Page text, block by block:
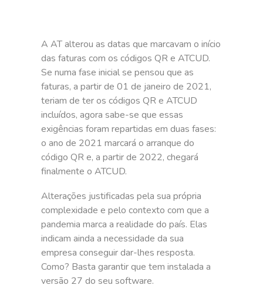
A AT alterou as datas que marcavam o início
das faturas com os códigos QR e ATCUD.
Se numa fase inicial se pensou que as
faturas, a partir de 01 de janeiro de 2021,
teriam de ter os códigos QR e ATCUD
incluídos, agora sabe-se que essas
exigências foram repartidas em duas fases:
o ano de 2021 marcará o arranque do
código QR e, a partir de 2022, chegará
finalmente o ATCUD.
Alterações justificadas pela sua própria
complexidade e pelo contexto com que a
pandemia marca a realidade do país. Elas
indicam ainda a necessidade da sua
empresa conseguir dar-lhes resposta.
Como? Basta garantir que tem instalada a
versão 27 do seu software.